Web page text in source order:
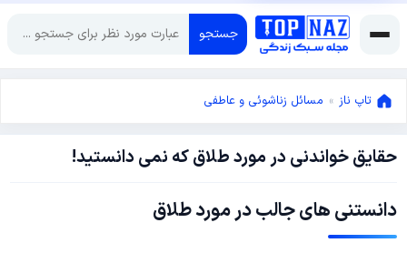
جستجو
تاپ ناز » مسائل زناشوئی و عاطفی
حقایق خواندنی در مورد طلاق که نمی دانستید!
می
2024
می
2024
دانستنی های جالب در مورد طلاق